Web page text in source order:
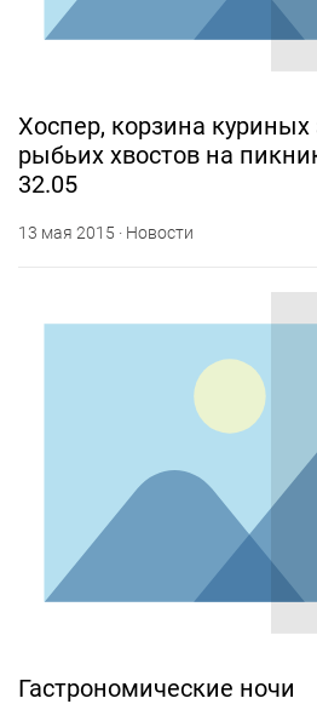
Хоспер, корзина куриных
рыбьих хвостов на
32.05
13 мая 2015 · Новости
Гастрономические ночи